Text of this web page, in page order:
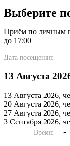
Выберите
Приём по личным
до 17:00
Дата посещения:
13 Августа
13 Августа 2026,
20 Августа 2026,
27 Августа 2026,
3 Сентября 2026,
Время: -